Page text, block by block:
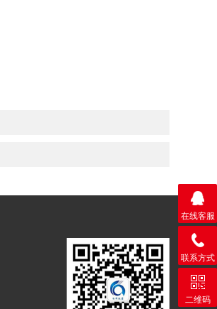
在线客服
联系方式
二维码